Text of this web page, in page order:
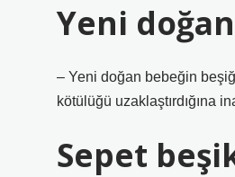
Yeni
– Yeni doğan bebeğin
kötülüğü uzaklaştırdığına
Sepet